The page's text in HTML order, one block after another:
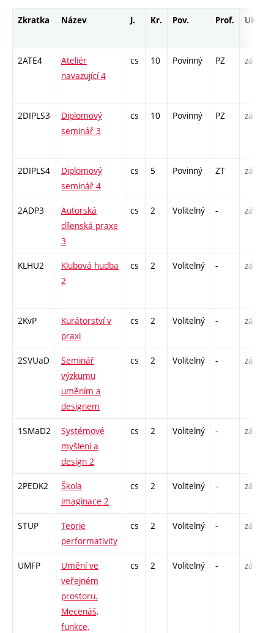
Zkratka Název J. Kr. Pov. Prof. Uk.
2ATE4
Ateliér
navazující 4
cs 10 Povinný PZ zá
2DIPLS3
Diplomový
seminář 3
cs 10 Povinný PZ zá
2DIPLS4
Diplomový
seminář 4
cs 5 Povinný ZT zá
2ADP3
Autorská
dílenská praxe
3
cs 2 Volitelný - zá
KLHU2
Klubová hudba
2
cs 2 Volitelný - zá
2KvP
Kurátorství v
praxi
cs 2 Volitelný - zá
2SVUaD
Seminář
výzkumu
uměním a
designem
cs 2 Volitelný - zá
1SMaD2
Systémové
myšlení a
design 2
cs 2 Volitelný - zá
2PEDK2
Škola
imaginace 2
cs 2 Volitelný - zá
STUP
Teorie
performativity
cs 2 Volitelný - zá
UMFP
Umění ve
veřejném
prostoru.
Mecenáš,
funkce,
cs 2 Volitelný - zá